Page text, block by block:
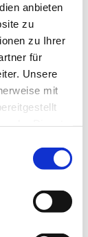
anbieten
zu
zu Ihrer
für
Unsere
mit
33758